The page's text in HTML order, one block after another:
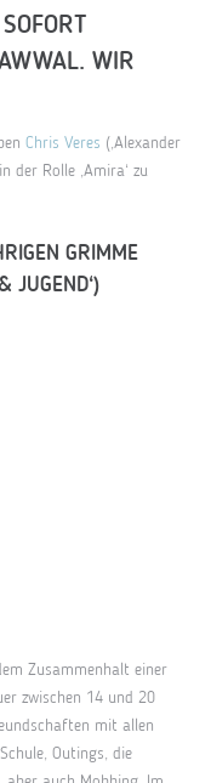
WIR
Chris Veres (‚Alexander
der Rolle ‚Amira‘ zu
GRIMME
JUGEND‘)
Zusammenhalt einer
zwischen 14 und 20
mit allen
Outings, die